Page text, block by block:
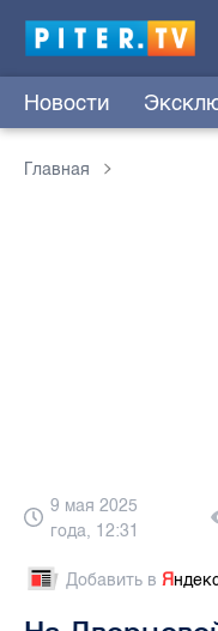
Новости
Главная
9 мая 2025
года, 12:31
Добавить в Я